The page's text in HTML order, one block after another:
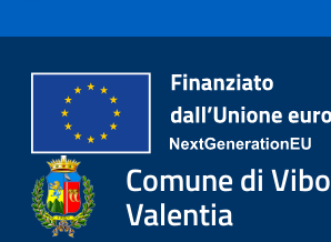
Comune di Vibo
Valentia